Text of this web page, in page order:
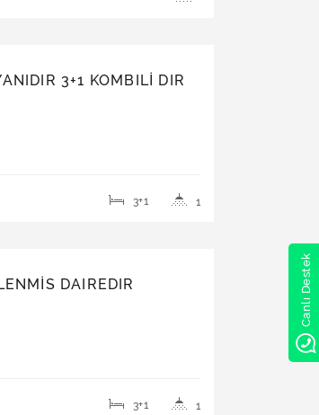
3+1 KOMBILİ DIR
1
3+1
DAIREDIR
1
3+1
Canlı Destek